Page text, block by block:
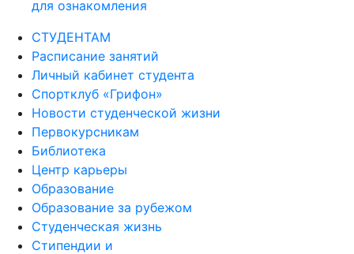
для ознакомления
СТУДЕНТАМ
Расписание занятий
Личный кабинет студента
Спортклуб «Грифон»
Новости студенческой жизни
Первокурсникам
Библиотека
Центр карьеры
Образование
Образование за рубежом
Студенческая жизнь
Стипендии и